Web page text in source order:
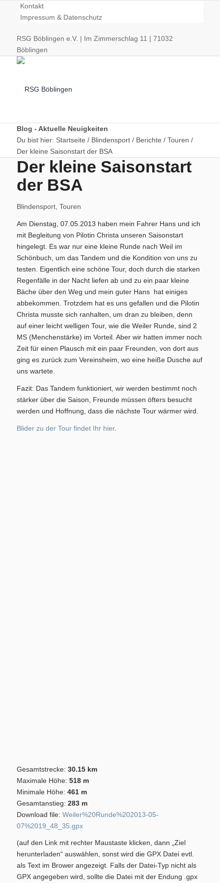
Kontakt
Impressum & Datenschutz
RSG Böblingen e.V. | Im Zimmerschlag 11 | 71032
Böblingen
Radsport
Training/Termine
Aktuelles
Permanente RTF – Durchs Heckengäu ins Nagoldtal
Bilder
Blindensport
Blog - Aktuelle Neuigkeiten
Du bist hier: Startseite / Blindensport / Berichte / Touren /
Der kleine Saisonstart der BSA
Der kleine Saisonstart
der BSA
Blindensport, Touren
Am Dienstag, 07.05.2013 haben mein Fahrer Hans und ich
mit Begleitung von Pilotin Christa unseren Saisonstart
hingelegt. Es war nur eine kleine Runde nach Weil im
Schönbuch, um das Tandem und die Kondition von uns zu
testen. Eigentlich eine schöne Tour, doch durch die starken
Regenfälle in der Nacht liefen ab und zu ein paar kleine
Bäche über den Weg und mein guter Hans hat einiges
abbekommen. Trotzdem hat es uns gefallen und die Pilotin
Christa musste sich ranhalten, um dran zu bleiben, denn
auf einer leicht welligen Tour, wie die Weiler Runde, sind 2
MS (Menchenstärke) im Vorteil. Aber wir hatten immer noch
Zeit für einen Plausch mit ein paar Freunden, von dort aus
ging es zurück zum Vereinsheim, wo eine heiße Dusche auf
uns wartete.
Fazit: Das Tandem funktioniert, wir werden bestimmt noch
stärker über die Saison, Freunde müssen öfters besucht
werden und Hoffnung, dass die nächste Tour wärmer wird.
Blider zu der Tour findet Ihr hier.
Gesamtstrecke: 30.15 km
Maximale Höhe: 518 m
Minimale Höhe: 461 m
Gesamtanstieg: 283 m
Download file: Weiler%20Runde%202013-05-
07%2019_48_35.gpx
(auf den Link mit rechter Maustaste klicken, dann „Ziel
herunterladen“ auswählen, sonst wird die GPX Datei evtl.
als Text im Brower angezeigt. Falls der Datei-Typ nicht als
GPX angegeben wird, sollte die Datei mit der Endung .gpx